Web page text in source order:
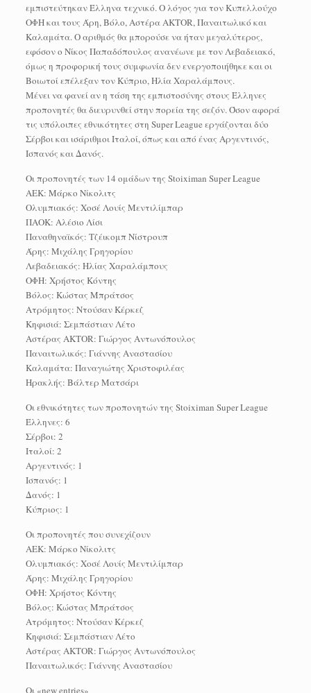
εμπιστεύτηκαν Έλληνα τεχνικό. Ο λόγος για τον Κυπελλούχο
ΟΦΗ και τους Άρη, Βόλο, Αστέρα AKTOR, Παναιτωλικό και
Καλαμάτα. Ο αριθμός θα μπορούσε να ήταν μεγαλύτερος,
εφόσον ο Νίκος Παπαδόπουλος ανανέωνε με τον Λεβαδειακό,
όμως η προφορική τους συμφωνία δεν ενεργοποιήθηκε και οι
Βοιωτοί επέλεξαν τον Κύπριο, Ηλία Χαραλάμπους.
Μένει να φανεί αν η τάση της εμπιστοσύνης στους Έλληνες
προπονητές θα διευρυνθεί στην πορεία της σεζόν. Όσον αφορά
τις υπόλοιπες εθνικότητες στη Super League εργάζονται δύο
Σέρβοι και ισάριθμοι Ιταλοί, όπως και από ένας Αργεντινός,
Ισπανός και Δανός.
Οι προπονητές των 14 ομάδων της Stoiximan Super League
ΑΕΚ: Μάρκο Νίκολιτς
Ολυμπιακός: Χοσέ Λουίς Μεντιλίμπαρ
ΠΑΟΚ: Αλέσιο Λίσι
Παναθηναϊκός: Τζέικομπ Νίστρουπ
Άρης: Μιχάλης Γρηγορίου
Λεβαδειακός: Ηλίας Χαραλάμπους
ΟΦΗ: Χρήστος Κόντης
Βόλος: Κώστας Μπράτσος
Ατρόμητος: Ντούσαν Κέρκεζ
Kηφισιά: Σεμπάστιαν Λέτο
Αστέρας AKTOR: Γιώργος Αντωνόπουλος
Παναιτωλικός: Γιάννης Αναστασίου
Καλαμάτα: Παναγιώτης Χριστοφιλέας
Ηρακλής: Βάλτερ Ματσάρι
Οι εθνικότητες των προπονητών της Stoiximan Super League
Έλληνες: 6
Σέρβοι: 2
Ιταλοί: 2
Αργεντινός: 1
Ισπανός: 1
Δανός: 1
Κύπριος: 1
Οι προπονητές που συνεχίζουν
ΑΕΚ: Μάρκο Νίκολιτς
Ολυμπιακός: Χοσέ Λουίς Μεντιλίμπαρ
Άρης: Μιχάλης Γρηγορίου
ΟΦΗ: Χρήστος Κόντης
Βόλος: Κώστας Μπράτσος
Ατρόμητος: Ντούσαν Κέρκεζ
Kηφισιά: Σεμπάστιαν Λέτο
Αστέρας AKTOR: Γιώργος Αντωνόπουλος
Παναιτωλικός: Γιάννης Αναστασίου
Οι «new entries»